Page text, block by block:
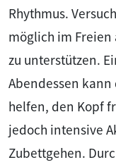
Rhythmus.
möglich im
zu unterstützen.
Abendessen
helfen, den Kopf
jedoch intensive
Zubettgehen.